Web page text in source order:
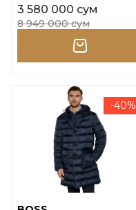
3 580 000 сум
8 949 000 сум
-40%